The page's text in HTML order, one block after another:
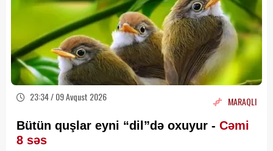
23:34 / 09 Avqust 2026 MARAQLI
Bütün quşlar eyni “dil”də oxuyur - Cəmi
8 səs